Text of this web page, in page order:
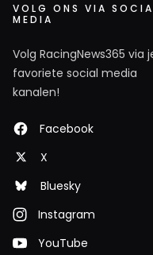
VOLG ONS VIA
MEDIA
Volg RacingNews365 via
favoriete social media
kanalen!
Facebook
X
Bluesky
Instagram
YouTube